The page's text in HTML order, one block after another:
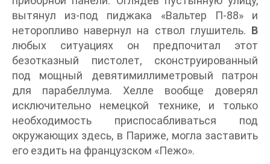
вытянул из-под пиджака «Вальтер П-88» и
неторопливо навернул на ствол глушитель. В
любых ситуациях он предпочитал этот
безотказный пистолет, сконструированный
под мощный девятимиллиметровый патрон
для парабеллума. Хелле вообще доверял
исключительно немецкой технике, и только
необходимость приспосабливаться под
окружающих здесь, в Париже, могла заставить
его ездить на французском «Пежо».